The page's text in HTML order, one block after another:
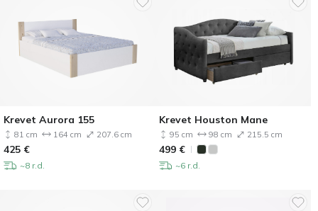
Krevet Aurora 155
81 cm 164 cm 207.6 cm
425 €
~8 r.d.
Krevet Houston Mane
95 cm 98 cm 215.5 cm
499 €
~6 r.d.